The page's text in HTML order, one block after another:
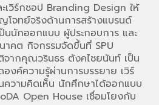
เวิร์กชอป Branding Design ให้
จทย์จริงด้านการสร้างแบรนด์
นนักออกแบบ ผู้ประกอบการ และ
าคต กิจกรรมจัดขึ้นที่ SPU
จากคุณวรินธร ตังคไชยนันท์ เป็น
งค์ความรู้ผ่านการบรรยาย เวิร์
ความคิดเห็น นักศึกษาได้ออกแบบ
Open House เชื่อมโยงกับ